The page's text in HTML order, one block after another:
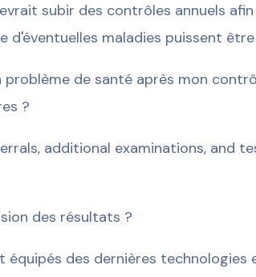
subir des contrôles annuels
d'éventuelles maladies puissent
problème de santé après mon
?
additional examinations, and
des résultats ?
équipés des dernières